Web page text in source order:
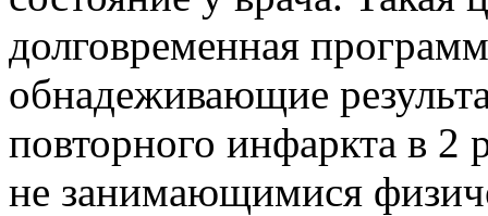
долговременная
обнадеживающие
повторного инфаркта в 2
не занимающимися